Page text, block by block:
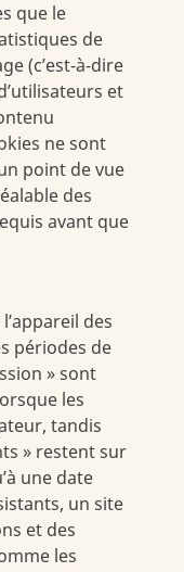
que le
de
(c’est-à-dire
et
ne sont
point de vue
des
avant que
des
périodes de
» sont
les
tandis
» restent sur
une date
un site
et des
les